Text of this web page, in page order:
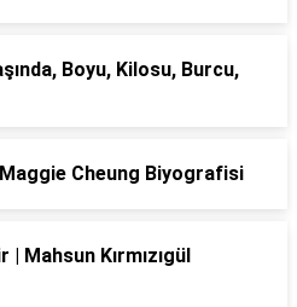
Boyu, Kilosu, Burcu,
Cheung Biyografisi
| Mahsun Kırmızıgül